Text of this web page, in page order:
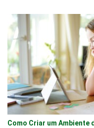
Como Criar um Ambiente